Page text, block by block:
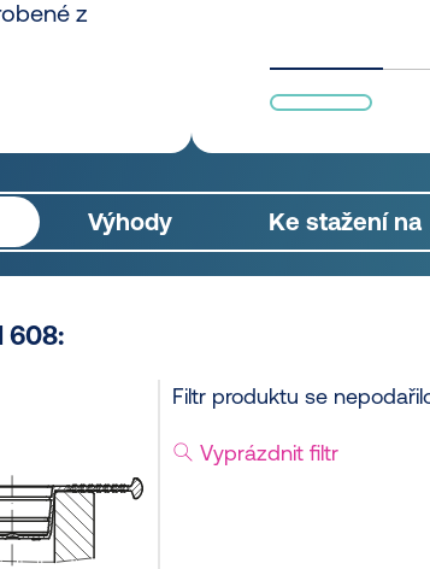
z
Výhody Ke stažení na
608:
Filtr produktu se
Vyprázdnit filtr